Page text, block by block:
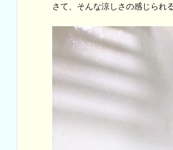
さて、そんな涼しさの感じられ